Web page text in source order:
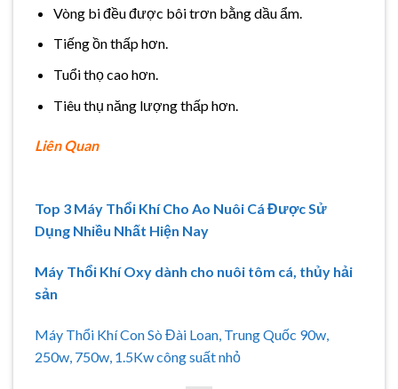
Vòng bi đều được bôi trơn bằng dầu ẩm.
Tiếng ồn thấp hơn.
Tuổi thọ cao hơn.
Tiêu thụ năng lượng thấp hơn.
Liên Quan
Top 3 Máy Thổi Khí Cho Ao Nuôi Cá Được Sử
Dụng Nhiều Nhất Hiện Nay
Máy Thổi Khí Oxy dành cho nuôi tôm cá, thủy hải
sản
Máy Thổi Khí Con Sò Đài Loan, Trung Quốc 90w,
250w, 750w, 1.5Kw công suất nhỏ